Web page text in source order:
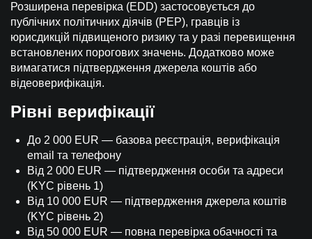
Розширена перевірка (EDD) застосовується до
публічних політичних діячів (PEP), гравців із
юрисдикцій підвищеного ризику та у разі перевищення
встановлених порогових значень. Додатково може
вимагатися підтвердження джерела коштів або
відеоверифікація.
Рівні верифікації
До 2 000 EUR — базова реєстрація, верифікація
email та телефону
Від 2 000 EUR — підтвердження особи та адреси
(KYC рівень 1)
Від 10 000 EUR — підтвердження джерела коштів
(KYC рівень 2)
Від 50 000 EUR — повна перевірка обачності та